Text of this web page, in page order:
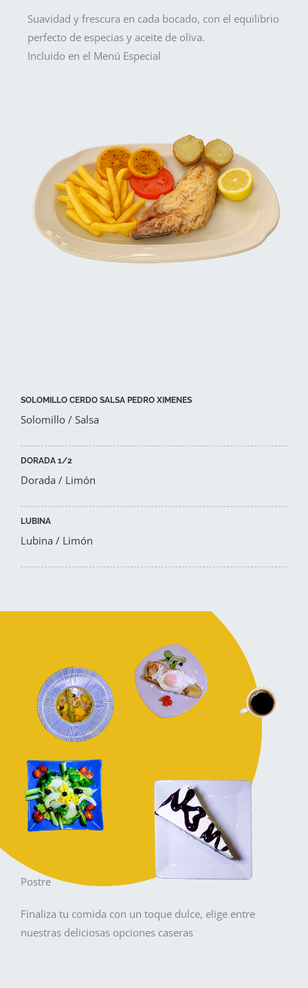
Suavidad y frescura en cada bocado, con el equilibrio
perfecto de especias y aceite de oliva.
Incluido en el Menú Especial
SOLOMILLO CERDO SALSA PEDRO XIMENES
Solomillo / Salsa
DORADA 1/2
Dorada / Limón
LUBINA
Lubina / Limón
Postre
Finaliza tu comida con un toque dulce, elige entre
nuestras deliciosas opciones caseras